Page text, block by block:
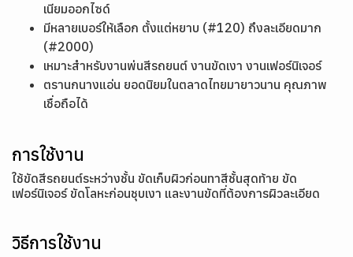
เนียมออกไซด์
มีหลายเบอร์ให้เลือก ตั้งแต่หยาบ (#120) ถึงละเอียดมาก
(#2000)
เหมาะสำหรับงานพ่นสีรถยนต์ งานขัดเงา งานเฟอร์นิเจอร์
ตรานกนางแอ่น ยอดนิยมในตลาดไทยมายาวนาน คุณภาพ
เชื่อถือได้
การใช้งาน
ใช้ขัดสีรถยนต์ระหว่างชั้น ขัดเก็บผิวก่อนทาสีชั้นสุดท้าย ขัด
เฟอร์นิเจอร์ ขัดโลหะก่อนชุบเงา และงานขัดที่ต้องการผิวละเอียด
วิธีการใช้งาน